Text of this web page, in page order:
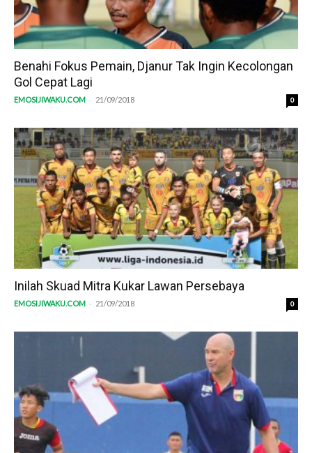
Benahi Fokus Pemain, Djanur Tak Ingin Kecolongan
Gol Cepat Lagi
EMOSIJIWAKU.COM - 21/09/2018 0
Inilah Skuad Mitra Kukar Lawan Persebaya
EMOSIJIWAKU.COM - 21/09/2018 0